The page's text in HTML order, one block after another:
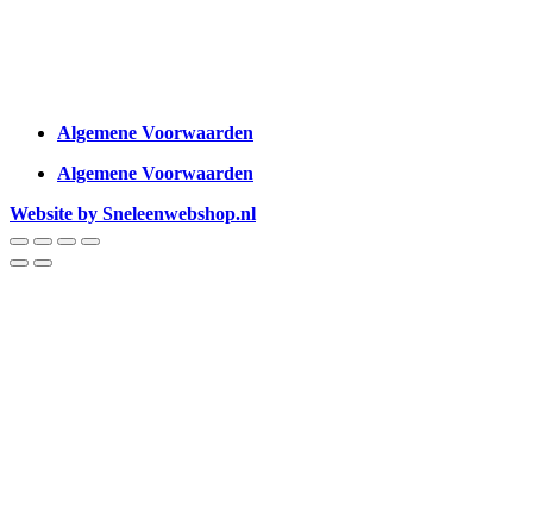
Algemene Voorwaarden
Algemene Voorwaarden
Website by Sneleenwebshop.nl